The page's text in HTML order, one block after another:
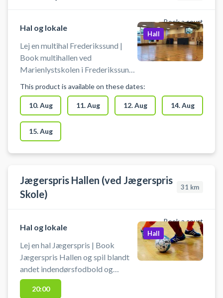
Book a court
Hal og lokale
Lej en multihal Frederikssund |
Book multihallen ved
Marienlystskolen i Frederikssund.
volleyball i Frederikssund.
Medbring selv bold, ketchere og
andet udstyr. Multihallen ligger
ved Marienlystskolen.
Hall
This product is available on these dates:
10. Aug 11. Aug 12. Aug 14. Aug
15. Aug
Jægerspris Hallen (ved Jægerspris
Skole)
31 km
Book a court
Hal og lokale
Lej en hal Jægerspris | Book
Jægerspris Hallen og spil blandt
andet indendørsfodbold og
badminton. Medbring selv bold,
ketchere og andet udstyr.
Hall
20:00